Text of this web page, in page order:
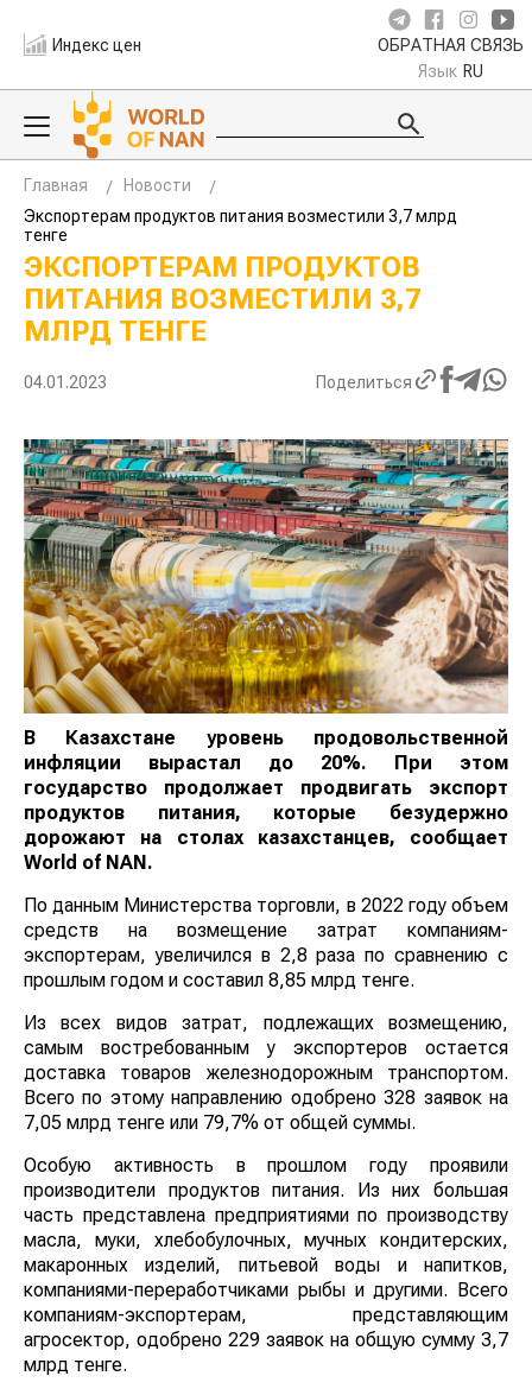
Индекс цен ОБРАТНАЯ СВЯЗЬ
Язык RU
Главная
Новости
Экспортерам продуктов питания возместили 3,7 млрд
тенге
ЭКСПОРТЕРАМ ПРОДУКТОВ
ПИТАНИЯ ВОЗМЕСТИЛИ 3,7
МЛРД ТЕНГЕ
04.01.2023 Поделиться
В Казахстане уровень продовольственной
инфляции вырастал до 20%. При этом
государство продолжает продвигать экспорт
продуктов питания, которые безудержно
дорожают на столах казахстанцев, сообщает
World of NAN .
По данным Министерства торговли, в 2022 году объем
средств на возмещение затрат компаниям-
экспортерам, увеличился в 2,8 раза по сравнению с
прошлым годом и составил 8,85 млрд тенге.
Из всех видов затрат, подлежащих возмещению,
самым востребованным у экспортеров остается
доставка товаров железнодорожным транспортом.
Всего по этому направлению одобрено 328 заявок на
7,05 млрд тенге или 79,7% от общей суммы.
Особую активность в прошлом году проявили
производители продуктов питания. Из них большая
часть представлена предприятиями по производству
масла, муки, хлебобулочных, мучных кондитерских,
макаронных изделий, питьевой воды и напитков,
компаниями-переработчиками рыбы и другими. Всего
компаниям-экспортерам, представляющим
агросектор, одобрено 229 заявок на общую сумму 3,7
млрд тенге.